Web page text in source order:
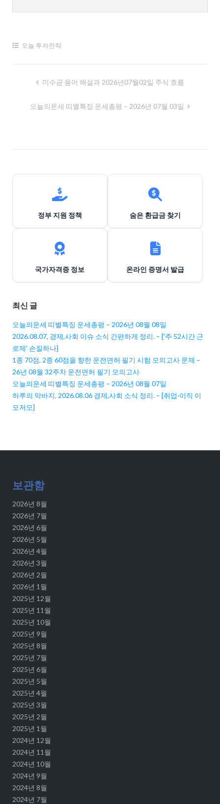
오늘 투자전략
미수금 용어 해설과 2026년07월02일 주식 흐름
오늘의운세 띠별특징 운세총평 – 2026년 07월 03일
정부 지원 정책 숨은 환급금 찾기
국가자격증 정보 온라인 증명서 발급
최신 글
오늘의운세 띠별특징 운세총평 – 2026년 08월 08일
2026.08.07, 경제,사회 이슈 소식 간편하게 정리. – ['주 52시간 근
로제' 손질하나]
1종 70점, 2종 60점을 향한 운전면허 필기 시험 모의고사 문제 –
26년 08월 32주차 운전면허 필기 모의고사
오늘의운세 띠별특징 운세총평 – 2026년 08월 07일
하루의 막바지, 2026.08.06 경제,사회 소식 정리. – [취업·이직 이
모저모]
보관함
2026년 8월
2026년 7월
2026년 6월
2026년 5월
2026년 4월
2026년 3월
2026년 2월
2026년 1월
2025년 12월
2025년 11월
2025년 10월
2025년 9월
2025년 8월
2025년 7월
2025년 6월
2025년 5월
2025년 4월
2025년 3월
2025년 2월
2025년 1월
2024년 12월
2024년 11월
2024년 10월
2024년 9월
2024년 8월
2024년 7월